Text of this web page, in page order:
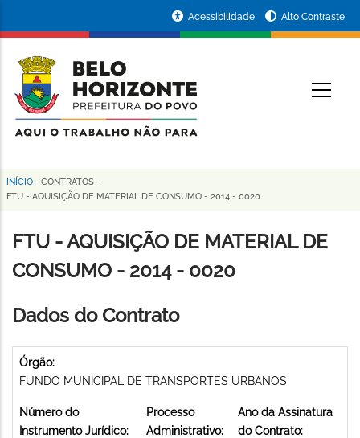
conteúdo
principal
da
Prefeitura
de
Horizonte
Acessibilidade Alto Contraste
Trilha
navegação
INÍCIO - CONTRATOS -
FTU - AQUISIÇÃO DE MATERIAL DE CONSUMO - 2014 - 0020
FTU - AQUISIÇÃO DE MATERIAL DE
CONSUMO - 2014 - 0020
Dados do Contrato
Órgão:
FUNDO MUNICIPAL DE TRANSPORTES URBANOS
Número do
Instrumento Jurídico:
Processo
Administrativo:
Ano da Assinatura
do Contrato: